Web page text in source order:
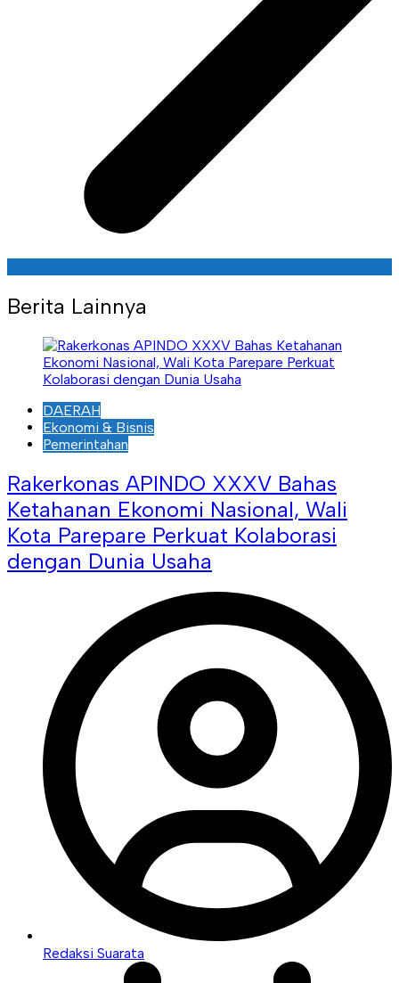
Berita Lainnya
DAERAH
Ekonomi & Bisnis
Pemerintahan
Rakerkonas APINDO XXXV Bahas
Ketahanan Ekonomi Nasional, Wali
Kota Parepare Perkuat Kolaborasi
dengan Dunia Usaha
Redaksi Suarata